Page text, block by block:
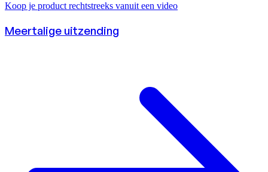
Koop je product rechtstreeks vanuit een video
Meertalige uitzending